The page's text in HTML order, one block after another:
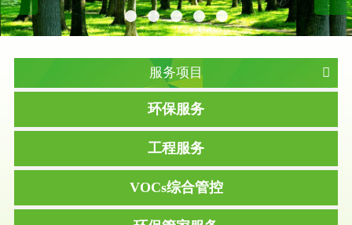
服务项目
环保服务
工程服务
VOCs综合管控